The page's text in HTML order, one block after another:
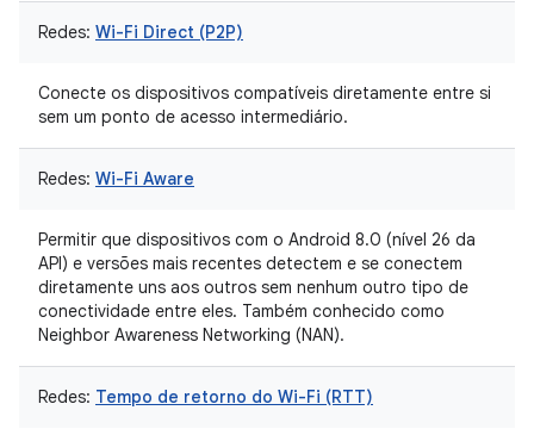
Redes: Wi-Fi Direct (P2P)
Conecte os dispositivos compatíveis diretamente entre si
sem um ponto de acesso intermediário.
Redes: Wi-Fi Aware
Permitir que dispositivos com o Android 8.0 (nível 26 da
API) e versões mais recentes detectem e se conectem
diretamente uns aos outros sem nenhum outro tipo de
conectividade entre eles. Também conhecido como
Neighbor Awareness Networking (NAN).
Redes: Tempo de retorno do Wi-Fi (RTT)